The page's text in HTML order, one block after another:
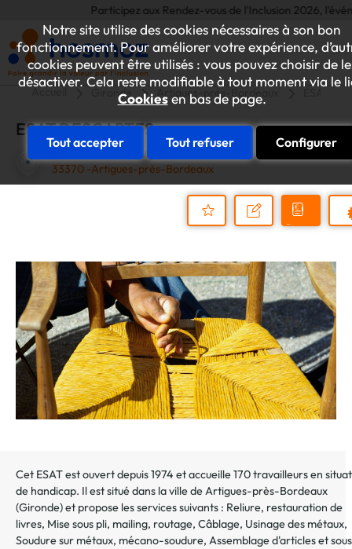
Notre site utilise des cookies nécessaires à son bon
fonctionnement. Pour améliorer votre expérience,
cookies peuvent être utilisés : vous pouvez choisir de
désactiver. Cela reste modifiable à tout moment via le
Cookiesen bas de page.
Tout accepter Tout refuser Configurer
Participez aux Rendez-vous de l'Inclusion 2026,
Accueil Gironde Artigues-près-Bordeaux
ESAT DESCARTES
15, AVENUE DESCARTES
33370 -Artigues-près-Bordeaux
au
dossier
Nous
Demander
Cet ESAT est ouvert depuis 1974 et accueille 170 travailleurs en
de handicap. Il est situé dans la ville deArtigues-près-Bordeaux
(Gironde) et propose les services suivants : Reliure, restauration de
livres, Mise sous pli, mailing, routage, Câblage, Usinage des métaux,
Soudure sur métaux, mécano-soudure, Assemblage d'articles et